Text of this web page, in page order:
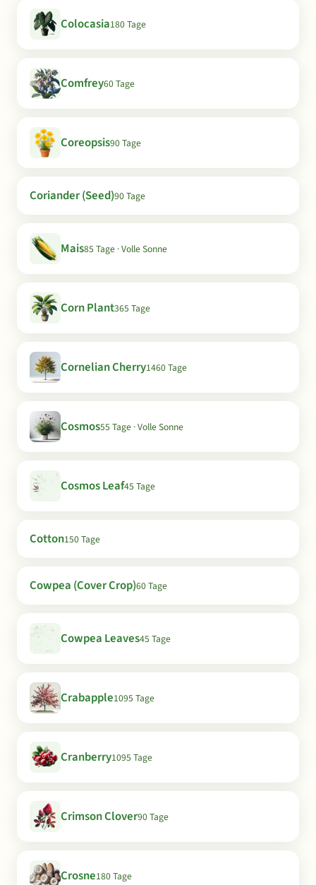
Colocasia180 Tage
Comfrey60 Tage
Coreopsis90 Tage
Coriander (Seed)90 Tage
Mais85 Tage · Volle Sonne
Corn Plant365 Tage
Cornelian Cherry1460 Tage
Cosmos55 Tage · Volle Sonne
Cosmos Leaf45 Tage
Cotton150 Tage
Cowpea (Cover Crop)60 Tage
Cowpea Leaves45 Tage
Crabapple1095 Tage
Cranberry1095 Tage
Crimson Clover90 Tage
Crosne180 Tage